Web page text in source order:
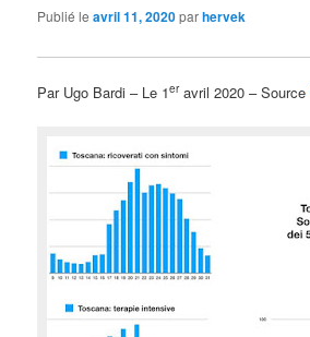
Publié leavril 11, 2020parhervek
Par Ugo Bardi – Le 1eravril 2020 – Source